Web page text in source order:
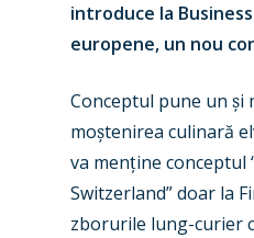
introduce la
europene, un nou
Conceptul pune un și
moștenirea culinară
va menține conceptul
Switzerland” doar la
zborurile lung-curier